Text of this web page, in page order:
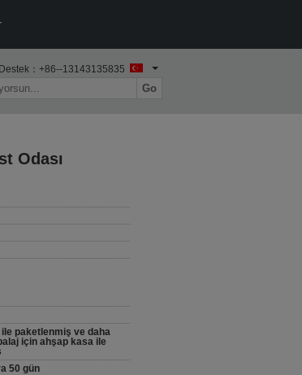
： +86--13143135835
Go
Odası
paketlenmiş ve daha
için ahşap kasa ile
50 gün